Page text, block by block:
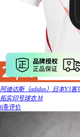
阿迪达斯（adidas）日本Y3
拓实印号球衣 M
6条评价